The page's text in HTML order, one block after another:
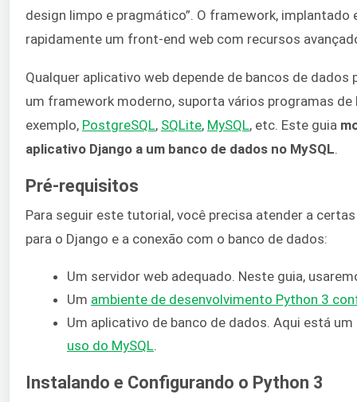
design limpo e pragmático”. O framework, implantado
rapidamente um front-end web com recursos
Qualquer aplicativo web depende de bancos de dados
um framework moderno, suporta vários programas de
exemplo, PostgreSQL, SQLite, MySQL, etc. Este guia
aplicativo Django a um banco de dados no MySQL.
Pré-requisitos
Para seguir este tutorial, você precisa atender a
para o Django e a conexão com o banco de dados:
Um servidor web adequado. Neste guia,
Um ambiente de desenvolvimento Python 3
Um aplicativo de banco de dados. Aqui está
uso do MySQL.
Instalando e Configurando o Python 3